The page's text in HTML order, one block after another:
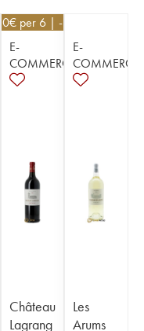
€ per 6 | - 10%
E-
COMMERCE
Château
Lagrang
E-
COMMERCE
Les
Arums